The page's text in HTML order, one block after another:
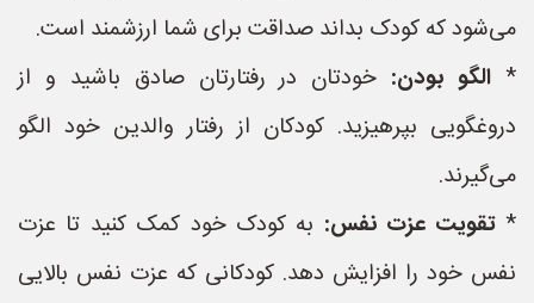
می‌شود که کودک بداند صداقت برای شما ارزشمند است.
* الگو بودن: خودتان در رفتارتان صادق باشید و از
دروغگویی بپرهیزید. کودکان از رفتار والدین خود الگو
می‌گیرند.
*تقویت عزت نفس: به کودک خود کمک کنید تا عزت
نفس خود را افزایش دهد. کودکانی که عزت نفس بالایی